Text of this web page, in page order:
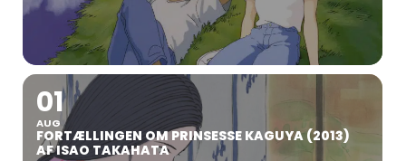
01
AUG
FORTÆLLINGEN OM PRINSESSE KAGUYA (2013)
AF ISAO TAKAHATA